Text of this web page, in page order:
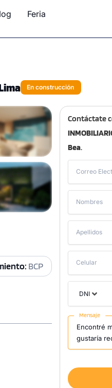
Feria
En construcción
Contáctate
Bea.
Correo
Nombres
Apellidos
Celular
DNI
Mensaje
BCP